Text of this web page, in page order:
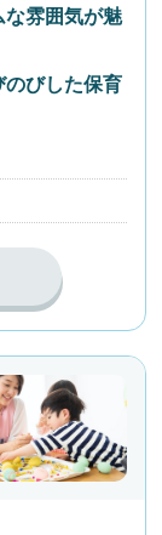
雰囲気が魅
びした保育